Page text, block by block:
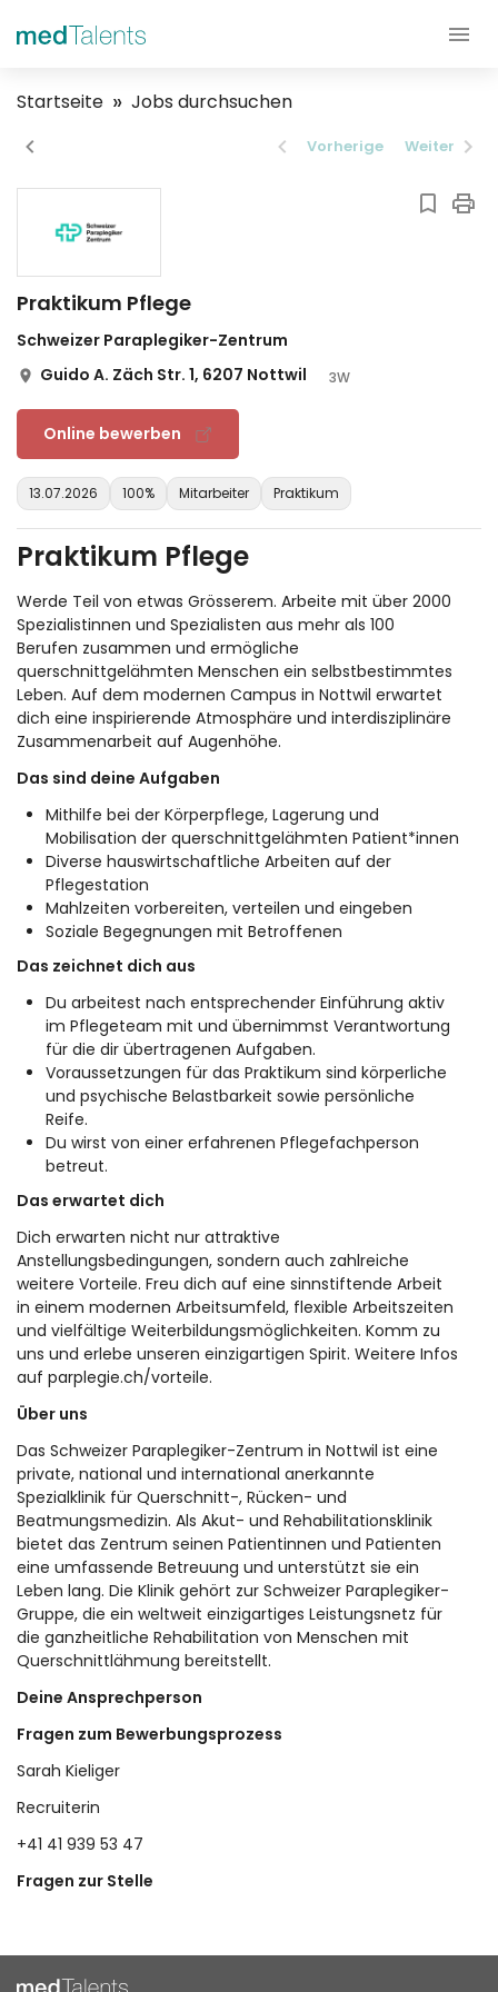
Startseite Jobs durchsuchen
Vorherige Weiter
Praktikum Pflege
Schweizer Paraplegiker-Zentrum
Guido A. Zäch Str. 1, 6207 Nottwil
3W
Online bewerben
13.07.2026 100% Mitarbeiter Praktikum
Praktikum Pflege
Werde Teil von etwas Grösserem. Arbeite mit über 2000
Spezialistinnen und Spezialisten aus mehr als 100
Berufen zusammen und ermögliche
querschnittgelähmten Menschen ein selbstbestimmtes
Leben. Auf dem modernen Campus in Nottwil erwartet
dich eine inspirierende Atmosphäre und interdisziplinäre
Zusammenarbeit auf Augenhöhe.
Das sind deine Aufgaben
Mithilfe bei der Körperpflege, Lagerung und
Mobilisation der querschnittgelähmten Patient*innen
Diverse hauswirtschaftliche Arbeiten auf der
Pflegestation
Mahlzeiten vorbereiten, verteilen und eingeben
Soziale Begegnungen mit Betroffenen
Das zeichnet dich aus
Du arbeitest nach entsprechender Einführung aktiv
im Pflegeteam mit und übernimmst Verantwortung
für die dir übertragenen Aufgaben.
Voraussetzungen für das Praktikum sind körperliche
und psychische Belastbarkeit sowie persönliche
Reife.
Du wirst von einer erfahrenen Pflegefachperson
betreut.
Das erwartet dich
Dich erwarten nicht nur attraktive
Anstellungsbedingungen, sondern auch zahlreiche
weitere Vorteile. Freu dich auf eine sinnstiftende Arbeit
in einem modernen Arbeitsumfeld, flexible Arbeitszeiten
und vielfältige Weiterbildungsmöglichkeiten. Komm zu
uns und erlebe unseren einzigartigen Spirit. Weitere Infos
auf parplegie.ch/vorteile.
Über uns
Das Schweizer Paraplegiker-Zentrum in Nottwil ist eine
private, national und international anerkannte
Spezialklinik für Querschnitt-, Rücken- und
Beatmungsmedizin. Als Akut- und Rehabilitationsklinik
bietet das Zentrum seinen Patientinnen und Patienten
eine umfassende Betreuung und unterstützt sie ein
Leben lang. Die Klinik gehört zur Schweizer Paraplegiker-
Gruppe, die ein weltweit einzigartiges Leistungsnetz für
die ganzheitliche Rehabilitation von Menschen mit
Querschnittlähmung bereitstellt.
Deine Ansprechperson
Fragen zum Bewerbungsprozess
Sarah Kieliger
Recruiterin
+41 41 939 53 47
Fragen zur Stelle